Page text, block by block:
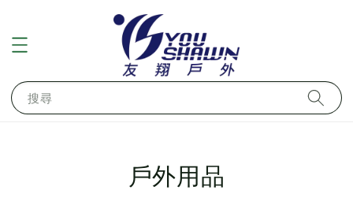
搜尋
戶外用品